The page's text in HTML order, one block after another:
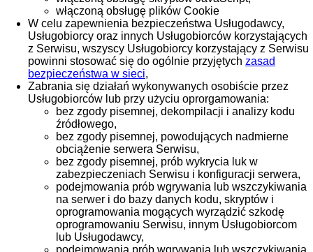
włączoną obsługę plików Cookie
W celu zapewnienia bezpieczeństwa Usługodawcy,
Usługobiorcy oraz innych Usługobiorców korzystających
z Serwisu, wszyscy Usługobiorcy korzystający z Serwisu
powinni stosować się do ogólnie przyjętych zasad
bezpieczeństwa w sieci,
Zabrania się działań wykonywanych osobiście przez
Usługobiorców lub przy użyciu oprorgamowania:
bez zgody pisemnej, dekompilacji i analizy kodu
źródłowego,
bez zgody pisemnej, powodujących nadmierne
obciążenie serwera Serwisu,
bez zgody pisemnej, prób wykrycia luk w
zabezpieczeniach Serwisu i konfiguracji serwera,
podejmowania prób wgrywania lub wszczykiwania
na serwer i do bazy danych kodu, skryptów i
oprogramowania mogących wyrządzić szkodę
oprogramowaniu Serwisu, innym Usługobiorcom
lub Usługodawcy,
podejmowania prób wgrywania lub wszczykiwania